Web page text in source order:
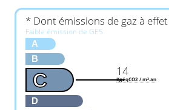
* Dont émissions de gaz à
Faible émission de GES
A
B
C
D
14
KgéqCO2 / m².an